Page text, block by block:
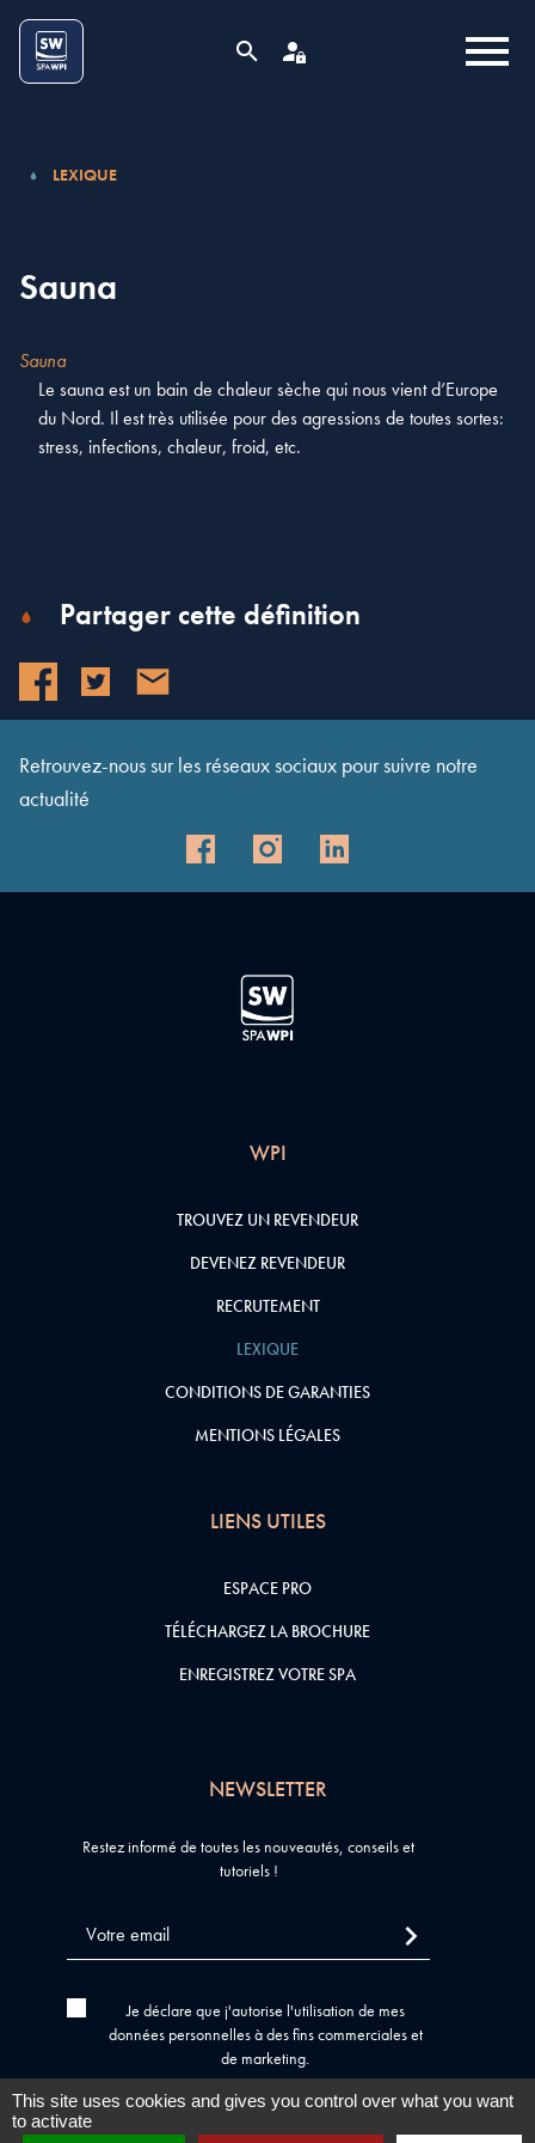
RECHERCHEESPACE PRO
MENU
LEXIQUE
Sauna
Sauna
Le sauna est un bain de chaleur sèche qui nous vient d’Europe
du Nord. Il est très utilisée pour des agressions de toutes sortes:
stress, infections, chaleur, froid, etc.
Partager cette définition
Retrouvez-nous sur les réseaux sociaux pour suivre notre
actualité
WPI
TROUVEZ UN REVENDEUR
DEVENEZ REVENDEUR
RECRUTEMENT
LEXIQUE
CONDITIONS DE GARANTIES
MENTIONS LÉGALES
LIENS UTILES
ESPACE PRO
TÉLÉCHARGEZ LA BROCHURE
ENREGISTREZ VOTRE SPA
NEWSLETTER
Restez informé de toutes les nouveautés, conseils et
tutoriels !
Je déclare que j'autorise l'utilisation de mes
données personnelles à des fins commerciales et
de marketing.
Tous droits réservés © 2026SPA WPI Mentions légales
This site uses cookies and gives you control over what you want
to activate